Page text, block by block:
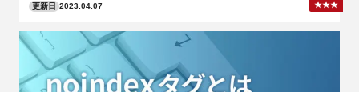
更新日 2023.04.07